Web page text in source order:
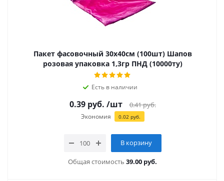
Пакет фасовочный 30х40см (100шт) Шапов
розовая упаковка 1,3гр ПНД (10000ту)
Есть в наличии
0.39руб. /шт 0.41руб.
Экономия 0.02руб.
В корзину
Общая стоимость 39.00 руб.